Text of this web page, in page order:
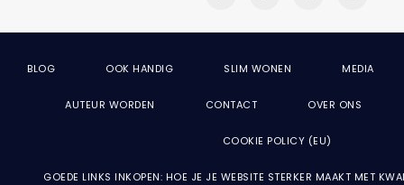
BLOG OOK HANDIG SLIM WONEN MEDIA
AUTEUR WORDEN CONTACT OVER ONS
COOKIE POLICY (EU)
GOEDE LINKS INKOPEN: HOE JE JE WEBSITE STERKER MAAKT MET